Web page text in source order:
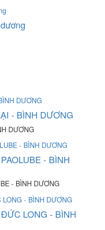
- BÌNH DƯƠNG
DƯƠNG
- BÌNH
- BÌNH DƯƠNG
LONG - BÌNH